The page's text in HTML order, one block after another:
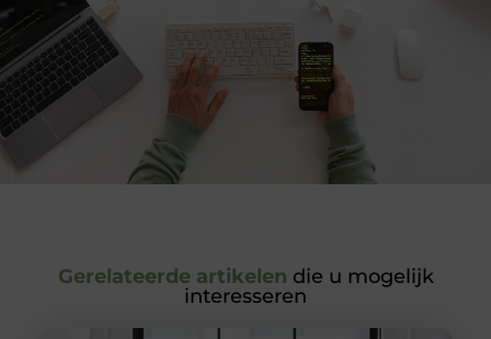
Gerelateerde artikelen die u mogelijk
interesseren